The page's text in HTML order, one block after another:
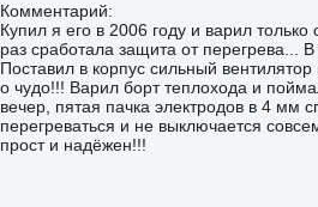
Комментарий:
Купил я его в 2006 году и варил
раз сработала защита от перегрева... В
Поставил в корпус сильный
о чудо!!! Варил борт теплохода и
вечер, пятая пачка электродов в 4 мм
перегреваться и не выключается
прост и надёжен!!!